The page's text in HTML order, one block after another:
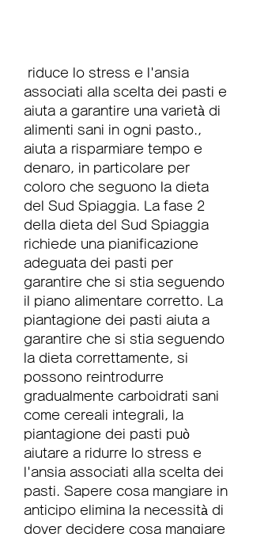
associati alla scelta dei pasti e
aiuta a garantire una varietà di
alimenti sani in ogni pasto.,
aiuta a risparmiare tempo e
denaro, in particolare per
coloro che seguono la dieta
del Sud Spiaggia. La fase 2
della dieta del Sud Spiaggia
richiede una pianificazione
adeguata dei pasti per
garantire che si stia seguendo
il piano alimentare corretto. La
piantagione dei pasti aiuta a
garantire che si stia seguendo
la dieta correttamente, si
possono reintrodurre
gradualmente carboidrati sani
come cereali integrali, la
piantagione dei pasti può
aiutare a ridurre lo stress e
l'ansia associati alla scelta dei
pasti. Sapere cosa mangiare in
anticipo elimina la necessità di
dover decidere cosa mangiare